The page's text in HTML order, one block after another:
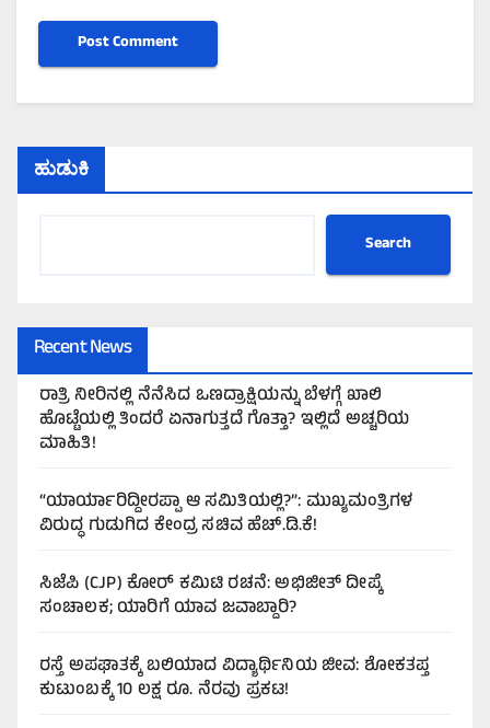
ಹುಡುಕಿ
Search
Recent News
ರಾತ್ರಿ ನೀರಿನಲ್ಲಿ ನೆನೆಸಿದ ಒಣದ್ರಾಕ್ಷಿಯನ್ನು ಬೆಳಗ್ಗೆ ಖಾಲಿ
ಹೊಟ್ಟೆಯಲ್ಲಿ ತಿಂದರೆ ಏನಾಗುತ್ತದೆ ಗೊತ್ತಾ? ಇಲ್ಲಿದೆ ಅಚ್ಚರಿಯ
ಮಾಹಿತಿ!
“ಯಾರ್ಯಾರಿದ್ದೀರಪ್ಪಾ ಆ ಸಮಿತಿಯಲ್ಲಿ?”: ಮುಖ್ಯಮಂತ್ರಿಗಳ
ವಿರುದ್ಧ ಗುಡುಗಿದ ಕೇಂದ್ರ ಸಚಿವ ಹೆಚ್.ಡಿ.ಕೆ!
ಸಿಜೆಪಿ (CJP) ಕೋರ್ ಕಮಿಟಿ ರಚನೆ: ಅಭಿಜೀತ್ ದೀಪ್ಕೆ
ಸಂಚಾಲಕ; ಯಾರಿಗೆ ಯಾವ ಜವಾಬ್ದಾರಿ?
ರಸ್ತೆ ಅಪಘಾತಕ್ಕೆ ಬಲಿಯಾದ ವಿದ್ಯಾರ್ಥಿನಿಯ ಜೀವ: ಶೋಕತಪ್ತ
ಕುಟುಂಬಕ್ಕೆ 10 ಲಕ್ಷ ರೂ. ನೆರವು ಪ್ರಕಟ!